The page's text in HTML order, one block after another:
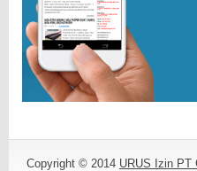
Copyright © 2014 URUS Izin PT